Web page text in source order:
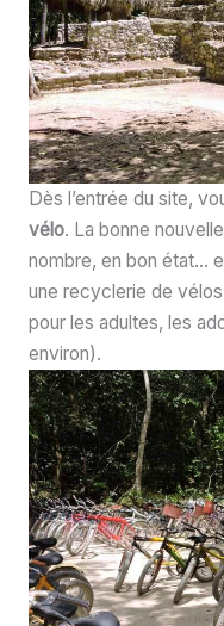
Dès l’entrée du site,
vélo. La bonne
nombre, en bon état…
une recyclerie de
pour les adultes, les
environ).